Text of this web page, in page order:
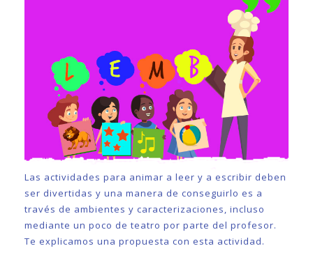
Las actividades para animar a leer y a escribir deben
ser divertidas y una manera de conseguirlo es a
través de ambientes y caracterizaciones, incluso
mediante un poco de teatro por parte del profesor.
Te explicamos una propuesta con esta actividad.